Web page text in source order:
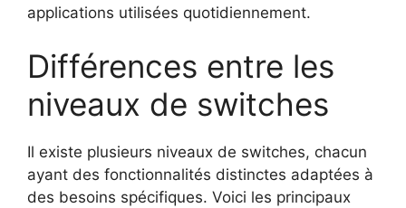
applications utilisées quotidiennement.
Différences entre les
niveaux de switches
Il existe plusieurs niveaux de switches, chacun
ayant des fonctionnalités distinctes adaptées à
des besoins spécifiques. Voici les principaux